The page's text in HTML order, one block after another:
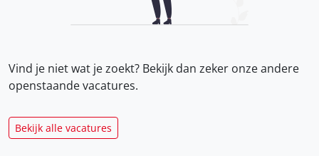
Vind je niet wat je zoekt? Bekijk dan zeker onzeandere
openstaande vacatures.
Bekijk alle vacatures